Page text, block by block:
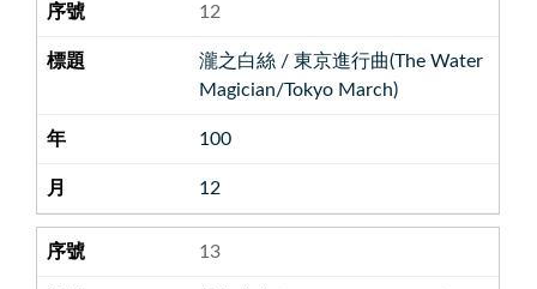
12
瀧之白絲 / 東京進行曲(The Water
Magician/Tokyo March)
100
12
13